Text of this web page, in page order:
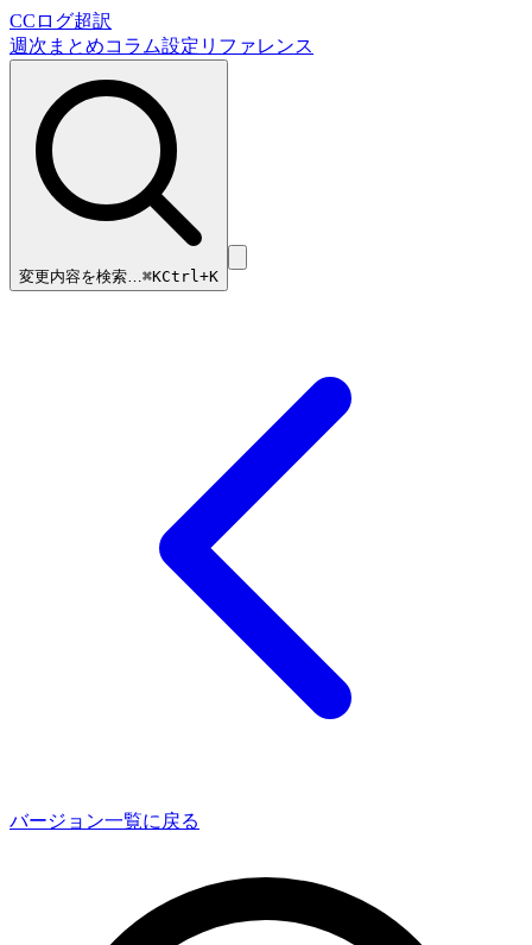
CCログ超訳
週次まとめコラム設定リファレンス
変更内容を検索…⌘KCtrl+K
バージョン一覧に戻る